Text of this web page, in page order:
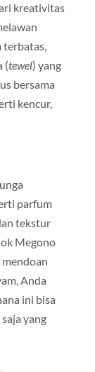
kreativitas
terbatas,
(tewel) yang
bersama
kencur,
parfum
tekstur
Megono
Anda
ini bisa
yang